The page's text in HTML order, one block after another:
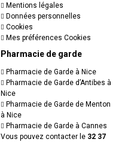
Mentions légales
Données personnelles
Cookies
Mes préférences Cookies
Pharmacie de garde
Pharmacie de Garde à Nice
Pharmacie de Garde d’Antibes à
Nice
Pharmacie de Garde de Menton
à Nice
Pharmacie de Garde à Cannes
Vous pouvez contacter le 32 37